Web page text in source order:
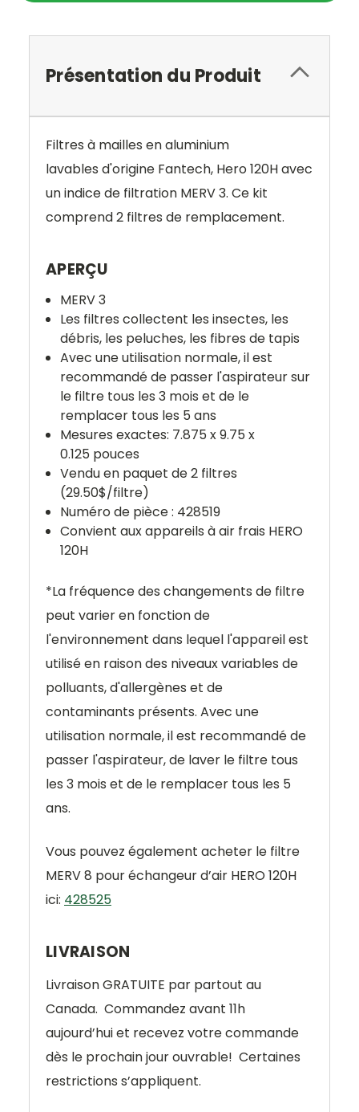
Présentation du Produit
Filtres à mailles en aluminium
lavables d'origine Fantech, Hero 120H avec
un indice de filtration MERV 3. Ce kit
comprend2 filtres de remplacement.
APERÇU
MERV 3
Les filtres collectent les insectes, les
débris, les peluches, les fibres de tapis
Avec une utilisation normale, il est
recommandé de passer l'aspirateur sur
le filtre tous les 3 mois et de le
remplacer tous les 5 ans
Mesures exactes: 7.875 x 9.75 x
0.125 pouces
Vendu en paquet de 2 filtres
(29.50$/filtre)
Numéro de pièce : 428519
Convientaux appareils à air frais HERO
120H
*La fréquence des changements de filtre
peut varier en fonction de
l'environnement dans lequel l'appareil est
utilisé en raison des niveaux variables de
polluants, d'allergènes et de
contaminants présents. Avec une
utilisation normale, il est recommandé de
passer l'aspirateur, de laver le filtre tous
les 3 mois et de le remplacer tous les 5
ans.
Vous pouvez également acheter le filtre
MERV 8 pour échangeur d’air HERO 120H
ici: 428525
LIVRAISON
LivraisonGRATUITE par partout au
Canada. Commandez avant 11h
aujourd’hui et recevez votre commande
dès le prochain jour ouvrable! Certaines
restrictions s’appliquent.